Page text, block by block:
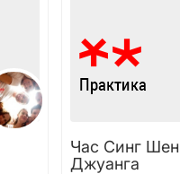
Час Синг Шен
Джуанга